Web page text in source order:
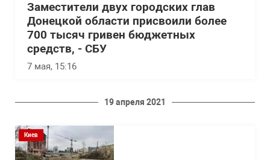
Заместители двух городских глав
Донецкой области присвоили более
700 тысяч гривен бюджетных
средств, - СБУ
7 мая, 15:16
19 апреля 2021
Киев